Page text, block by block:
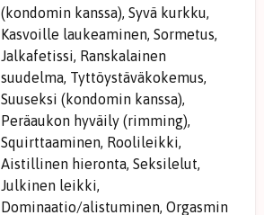
(kondomin kanssa), Syvä kurkku,
Kasvoille laukeaminen, Sormetus,
Jalkafetissi, Ranskalainen
suudelma, Tyttöystäväkokemus,
Suuseksi (kondomin kanssa),
Peräaukon hyväily (rimming),
Squirttaaminen, Roolileikki,
Aistillinen hieronta, Seksilelut,
Julkinen leikki,
Dominaatio/alistuminen, Orgasmin